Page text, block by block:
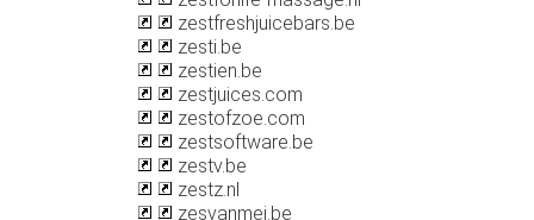
zestfreshjuicebars.be
zesti.be
zestien.be
zestjuices.com
zestofzoe.com
zestsoftware.be
zestv.be
zestz.nl
zesvanmei.be